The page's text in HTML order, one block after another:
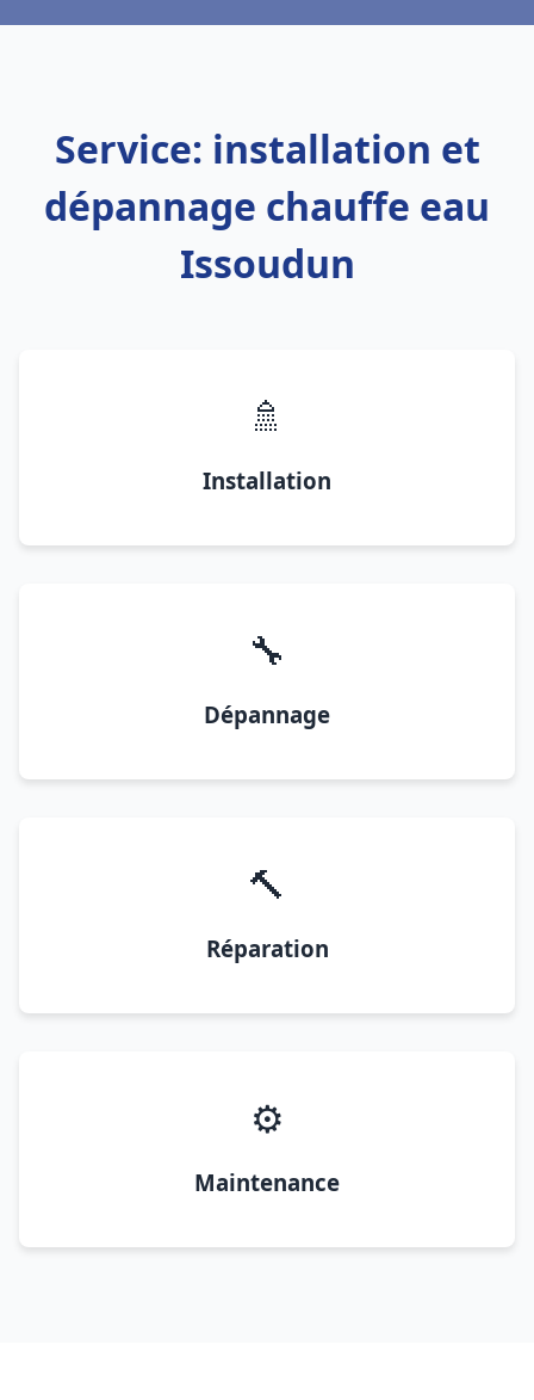
Service: installation et
dépannage chauffe eau
Issoudun
🚿
Installation
🔧
Dépannage
🔨
Réparation
⚙️
Maintenance